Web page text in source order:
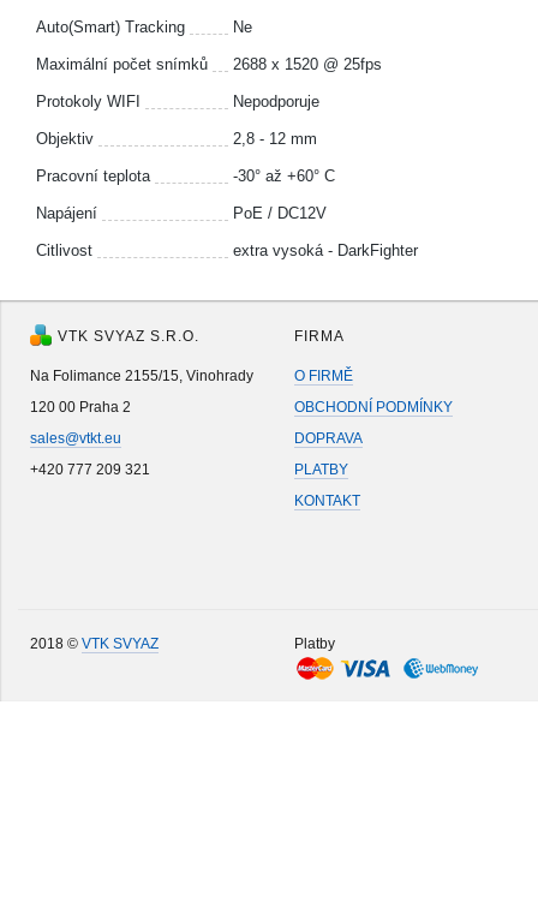
Auto(Smart) Tracking Ne
Maximální počet snímků 2688 x 1520 @ 25fps
Protokoly WIFI Nepodporuje
Objektiv 2,8 - 12 mm
Pracovní teplota -30° až +60° C
Napájení PoE / DC12V
Citlivost extra vysoká - DarkFighter
VTK SVYAZ S.R.O.
Na Folimance 2155/15, Vinohrady
120 00 Praha 2
sales@vtkt.eu
+420 777 209 321
FIRMA
O FIRMĚ
OBCHODNÍ PODMÍNKY
DOPRAVA
PLATBY
KONTAKT
2018 © VTK SVYAZ Platby